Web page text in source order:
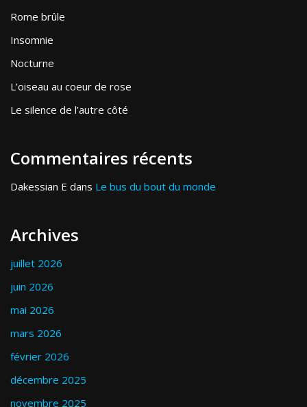
Rome brûle
Insomnie
Nocturne
L’oiseau au coeur de rose
Le silence de l’autre côté
Commentaires récents
Dakessian E dans Le bus du bout du monde
Archives
juillet 2026
juin 2026
mai 2026
mars 2026
février 2026
décembre 2025
novembre 2025